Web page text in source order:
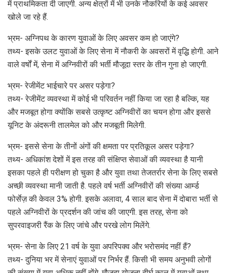
में प्राथमिकता दी जाएगी. अन्य क्षेत्रों में भी उनके नौकरियों के कई अवसर
खोले जा रहे हैं.
भ्रम- अग्निपथ के कारण युवाओं के लिए अवसर कम हो जाएंगे?
तथ्य- इसके उलट युवाओं के लिए सेना में नौकरी के अवसरों में वृद्धि होगी. आने
वाले वर्षों में, सेना में अग्निवीरों की भर्ती मौजूदा स्तर के तीन गुना हो जाएगी.
भ्रम- रेजीमेंट भाईचारे पर असर पड़ेगा?
तथ्य- रेजीमेंट व्यवस्था में कोई भी परिवर्तन नहीं किया जा रहा है बल्कि, यह
और मजबूत होगा क्योंकि सबसे उत्कृष्ट अग्निवीरों का चयन होगा और इससे
यूनिट के अंदरूनी तालमेल को और मजबूती मिलेगी.
भ्रम- इससे सेना के तीनों अंगों की क्षमता पर प्रतिकूल असर पड़ेगा?
तथ्य- अधिकांश देशों में इस तरह की संक्षिप्त सेवाओं की व्यवस्था है यानी
इसका पहले ही परीक्षण हो चुका है और युवा तथा तेजतर्रार सेना के लिए सबसे
अच्छी व्यवस्था मानी जाती है. पहले वर्ष भर्ती अग्निवीरों की संख्या आर्म्ड
फोर्सेज़ की केवल 3% होगी. इसके अलावा, 4 साल बाद सेना में दोबारा भर्ती से
पहले अग्निवीरों के प्रदर्शन की जांच की जाएगी. इस तरह, सेना को
सुपरवाइजरी रैंक के लिए जांचे और परखे लोग मिलेंगे.
भ्रम- सेना के लिए 21 वर्ष के युवा अपरिपक्व और भरोसमंद नहीं हैं?
तथ्य- दुनिया भर में सेनाएं युवाओं पर निर्भर हैं. किसी भी समय अनुभवी लोगों